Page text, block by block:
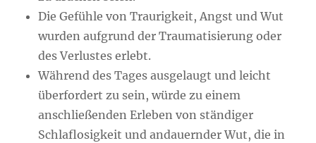
Die Gefühle von Traurigkeit, Angst und Wut
wurden aufgrund der Traumatisierung oder
des Verlustes erlebt.
Während des Tages ausgelaugt und leicht
überfordert zu sein, würde zu einem
anschließenden Erleben von ständiger
Schlaflosigkeit und andauernder Wut, die in